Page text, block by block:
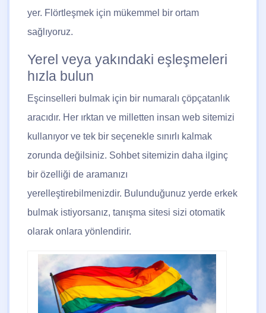
yer. Flörtleşmek için mükemmel bir ortam
sağlıyoruz.
Yerel veya yakındaki eşleşmeleri
hızla bulun
Eşcinselleri bulmak için bir numaralı çöpçatanlık
aracıdır. Her ırktan ve milletten insan web sitemizi
kullanıyor ve tek bir seçenekle sınırlı kalmak
zorunda değilsiniz. Sohbet sitemizin daha ilginç
bir özelliği de aramanızı
yerelleştirebilmenizdir. Bulunduğunuz yerde erkek
bulmak istiyorsanız, tanışma sitesi sizi otomatik
olarak onlara yönlendirir.